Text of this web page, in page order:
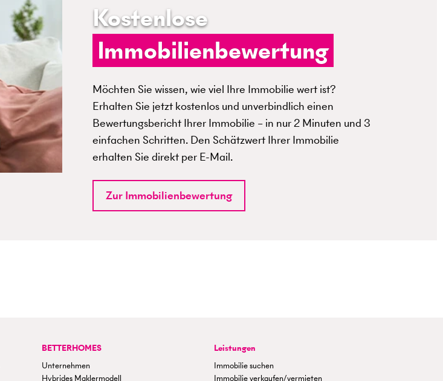
Kostenlose
Immobilienbewertung
Möchten Sie wissen, wie viel Ihre Immobilie wert ist?
Erhalten Sie jetzt kostenlos und unverbindlich einen
Bewertungsbericht Ihrer Immobilie – in nur 2 Minuten und 3
einfachen Schritten. Den Schätzwert Ihrer Immobilie
erhalten Sie direkt per E-Mail.
Zur Immobilienbewertung
BETTERHOMES
Unternehmen
Hybrides Maklermodell
Leistungen
Immobilie suchen
Immobilie verkaufen/vermieten